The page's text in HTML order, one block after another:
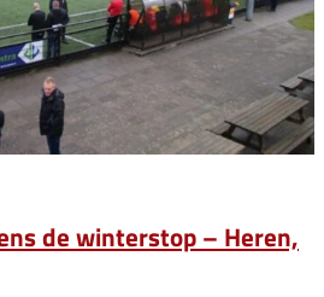
de winterstop – Heren,